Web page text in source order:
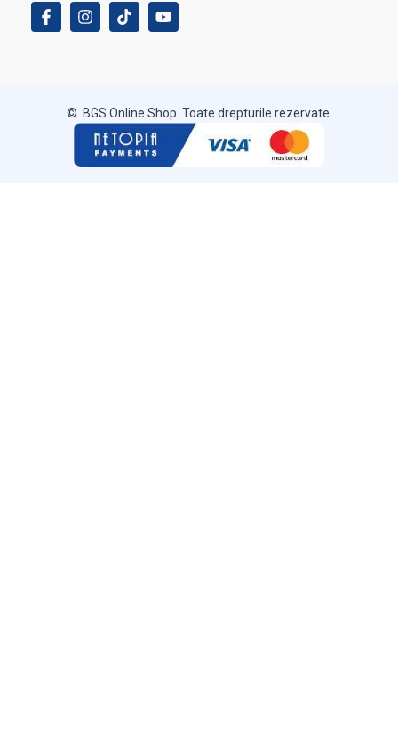
© BGS Online Shop. Toate drepturile rezervate.